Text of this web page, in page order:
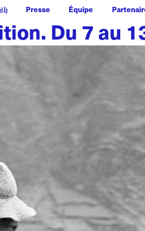
Presse Équipe
Du 7 au